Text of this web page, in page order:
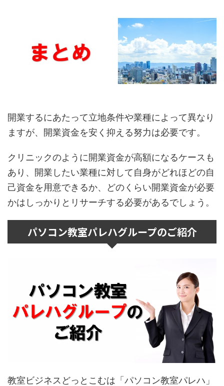
開業するにあたって立地条件や業種によって異なり
ますが、開業資金を安く抑える努力は必要です。
クリニックのように開業資金が高額になるケースも
あり、開業したい業種に対して自身がどれほどの自
己資金を用意できるか、どのくらい開業資金が必要
かはしっかりとリサーチする必要があるでしょう。
パソコン教室パレハグループのご紹介
教室ビジネスどっとこむは「パソコン教室パレハ」